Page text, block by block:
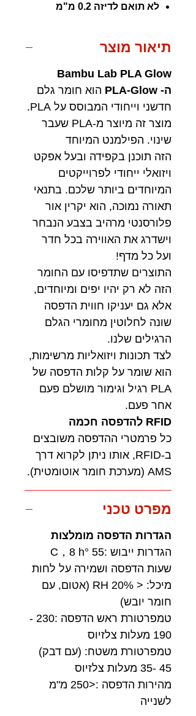
לא תואם לדיזה 0.2 מ"מ
תיאור מוצר
Bambu Lab PLA Glow
ה- PLA-Glow
הוא חומר גלם
חדשני וייחודי המבוסס על PLA.
מוצר זה מיוצר מ-PLA שעבר
שינוי. הפילמנט המיוחד
הזה תוכנן בקפידה ובעל אפקט
ויזואלי ייחודי לפרוייקטים
המיוחדים ביותר שלכם. בתנאי
תאורה נמוכה, הוא יקרין אור
פלורסנטי מרהיב בצבע הנבחר
וישדרג את האווירה בכל חדר
ועל כל מדף!
התוצרים שתדפיסו עם החומר
הזה לא רק יהיו יפים ומיוחדים,
אלא גם יעניקו חווית הדפסה
שונה לחלוטין מחומרי הגלם
הרגילים שלנו.
לצד תכונות ויזואליות מרשימות,
הוא שומר על קלות הדפסה של
PLA רגיל וגימור מושלם פעם
אחר פעם.
RFID להדפסה חכמה
כל פרמטרי ההדפסה משובצים
ב-RFID, אותו ניתן לקרוא דרך
AMS (מערכת חומר אוטומטית).
מפרט טכני
הגדרות הדפסה מומלצות
הגדרות ייבוש :55 °C，8 h
שעות הדפסה ושמירה על לחות
מיכל: < 20% RH (אטום, עם
חומר יובש)
טמפרטורת ראש הדפסה :230 -
190 מעלות צלזיוס
טמפרטורת משטח: (עם דבק)
45 -35 מעלות צלזיוס
מהירות הדפסה :<250 מ"מ
לשנייה